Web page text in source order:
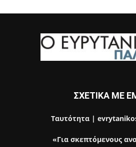
ΣΧΕΤΙΚΑ ΜΕ
Ταυτότητα |
«Για σκεπτόμενους